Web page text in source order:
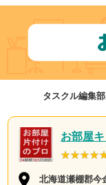
タスクル編集
お部屋
北海道瀬棚郡今